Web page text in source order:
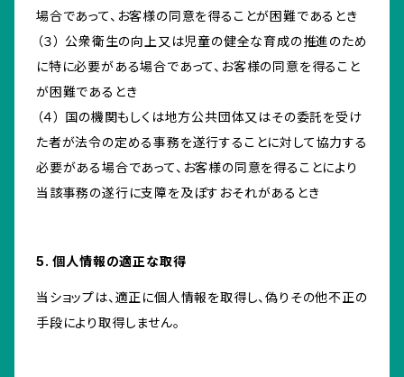
場合であって、お客様の同意を得ることが困難であるとき
（３） 公衆衛生の向上又は児童の健全な育成の推進のため
に特に必要がある場合であって、お客様の同意を得ること
が困難であるとき
（４） 国の機関もしくは地方公共団体又はその委託を受け
た者が法令の定める事務を遂行することに対して協力する
必要がある場合であって、お客様の同意を得ることにより
当該事務の遂行に支障を及ぼすおそれがあるとき
5. 個人情報の適正な取得
当ショップは、適正に個人情報を取得し、偽りその他不正の
手段により取得しません。